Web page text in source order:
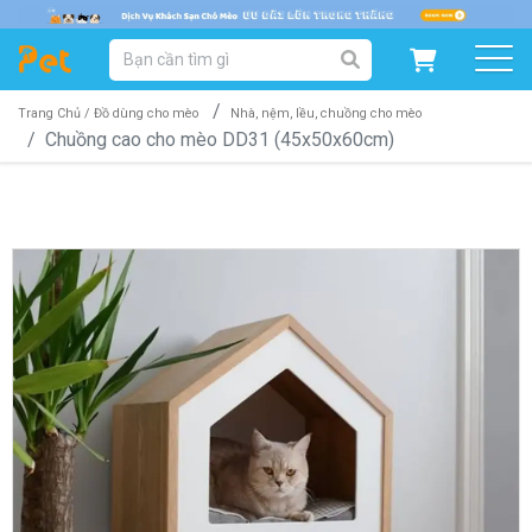
DANH MỤC SẢN PHẨM
SẢN PHẨM DÀNH CHO MÈO SẢN PHẨM DÀNH CHO CHÓ
Trang Chủ / Đồ dùng cho mèo Nhà, nệm, lều, chuồng cho mèo
Chuồng cao cho mèo DD31 (45x50x60cm)